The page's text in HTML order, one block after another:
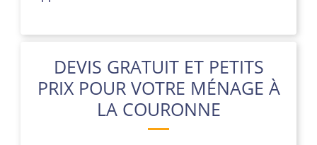
DEVIS GRATUIT ET PETITS
PRIX POUR VOTRE MÉNAGE À
LA COURONNE